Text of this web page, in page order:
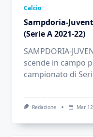
Calcio
Sampdoria-
(Serie A 2021-22)
SAMPDORIA-
scende in campo
campionato di
Redazione Mar